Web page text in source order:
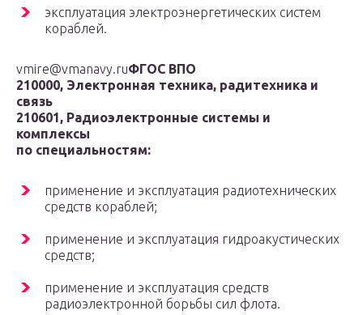
эксплуатация электроэнергетических систем
кораблей.
vmire@vmanavy.ruФГОС ВПО
210000, Электронная техника, радитехника и
связь
210601, Радиоэлектронные системы и
комплексы
по специальностям:
применение и эксплуатация радиотехнических
средств кораблей;
применение и эксплуатация гидроакустических
средств;
применение и эксплуатация средств
радиоэлектронной борьбы сил флота.